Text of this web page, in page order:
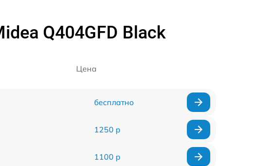
Q404GFD Black
Цена
бесплатно
1250 р
1100 р